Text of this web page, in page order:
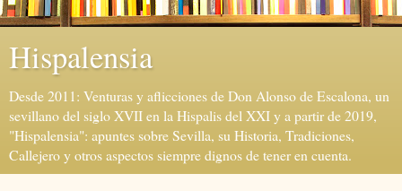
Hispalensia
Desde 2011: Venturas y aflicciones de Don Alonso de Escalona, un
sevillano del siglo XVII en la Hispalis del XXI y a partir de 2019,
"Hispalensia": apuntes sobre Sevilla, su Historia, Tradiciones,
Callejero y otros aspectos siempre dignos de tener en cuenta.